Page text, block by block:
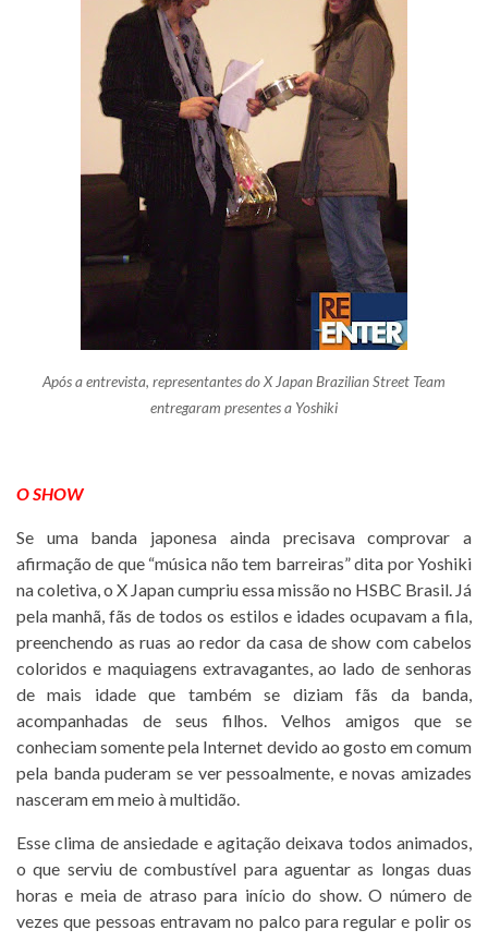
Após a entrevista, representantes doX Japan Brazilian Street Team
entregaram presentes a Yoshiki
O SHOW
Se uma banda japonesa ainda precisava comprovar a
afirmação de que “música não tem barreiras” dita por Yoshiki
na coletiva, o X Japan cumpriu essa missão no HSBC Brasil. Já
pela manhã, fãs de todos os estilos e idades ocupavam a fila,
preenchendo as ruas ao redor da casa de show com cabelos
coloridos e maquiagens extravagantes, ao lado de senhoras
de mais idade que também se diziam fãs da banda,
acompanhadas de seus filhos. Velhos amigos que se
conheciam somente pela Internet devido ao gosto em comum
pela banda puderam se ver pessoalmente, e novas amizades
nasceram em meio à multidão.
Esse clima de ansiedade e agitação deixava todos animados,
o que serviu de combustível para aguentar as longas duas
horas e meia de atraso para início do show. O número de
vezes que pessoas entravam no palco para regular e polir os